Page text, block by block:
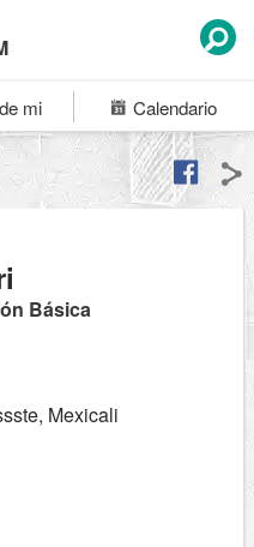
mi Calendario
Básica
Mexicali